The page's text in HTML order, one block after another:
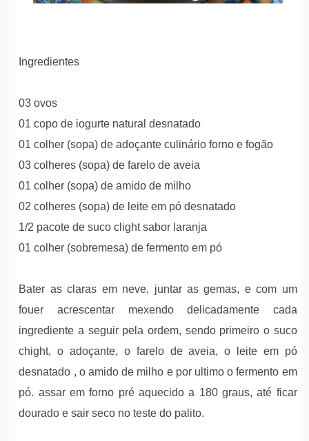
Ingredientes
03 ovos
01 copo de iogurte natural desnatado
01 colher (sopa) de adoçante culinário forno e fogão
03 colheres (sopa) de farelo de aveia
01 colher (sopa) de amido de milho
02 colheres (sopa) de leite em pó desnatado
1/2 pacote de suco clight sabor laranja
01 colher (sobremesa) de fermento em pó
Bater as claras em neve, juntar as gemas, e com um
fouer acrescentar mexendo delicadamente cada
ingrediente a seguir pela ordem, sendo primeiro o suco
chight, o adoçante, o farelo de aveia, o leite em pó
desnatado , o amido de milho e por ultimo o fermento em
pó. assar em forno pré aquecido a 180 graus, até ficar
dourado e sair seco no teste do palito.